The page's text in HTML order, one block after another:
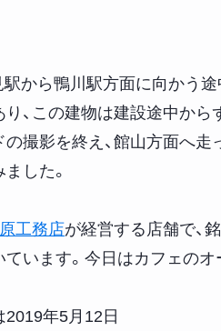
から鴨川駅方面に向かう
、この建物は建設途中から
撮影を終え、館山方面へ
した。
工務店が経営する店舗で、
います。今日はカフェの
年5月12日